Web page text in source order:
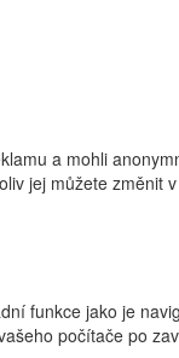
a mohli
jej můžete
funkce jako je
počítače po